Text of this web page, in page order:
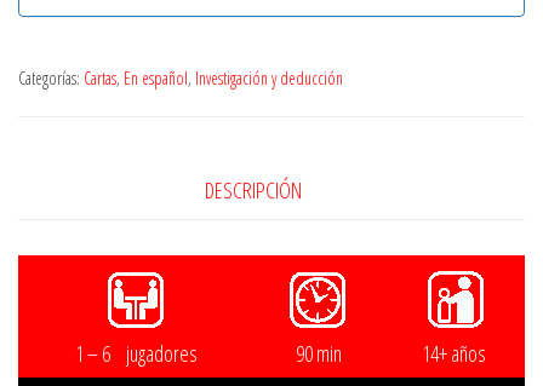
c
+
Categorías: Cartas, En español, Investigación y deducción
DESCRIPCIÓN
1 – 6 jugadores 90 min 14+ años